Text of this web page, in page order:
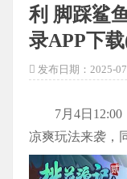
利 脚踩鲨
录APP下
发布日期：2025-
7月4日
凉爽玩法来袭，